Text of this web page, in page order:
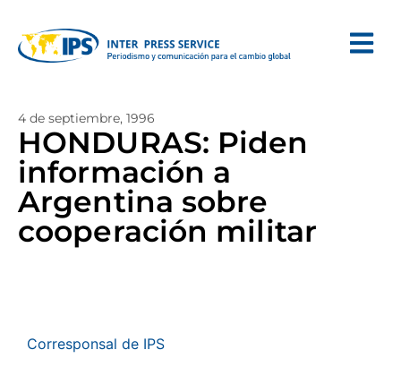
4 de septiembre, 1996
HONDURAS: Piden
información a
Argentina sobre
cooperación militar
Corresponsal de IPS